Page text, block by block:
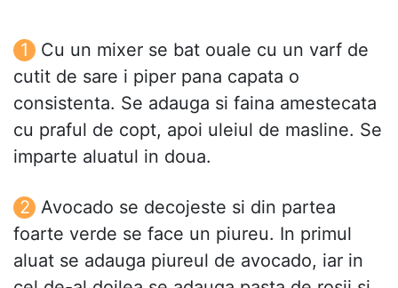
Cu un mixer se bat ouale cu un varf de
cutit de sare i piper pana capata o
consistenta. Se adauga si faina amestecata
cu praful de copt, apoi uleiul de masline. Se
imparte aluatul in doua.
Avocado se decojeste si din partea
foarte verde se face un piureu. In primul
aluat se adauga piureul de avocado, iar in